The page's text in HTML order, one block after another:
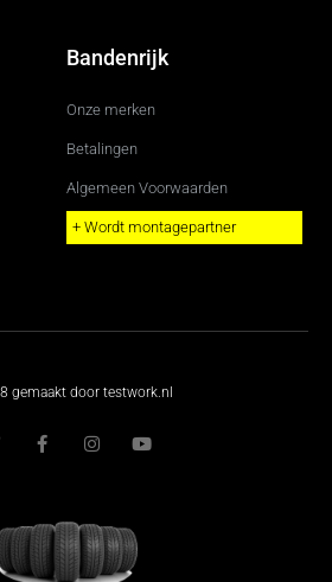
Bandenrijk
Onze merken
Betalingen
Algemeen Voorwaarden
+ Wordt montagepartner
gemaakt door testwork.nl
a
c
o
k
-
n
s
r
a
m
o
u